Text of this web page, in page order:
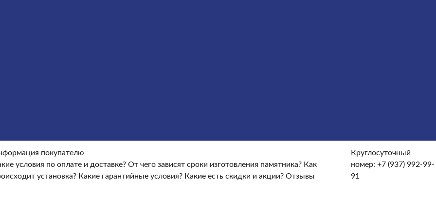
покупателю
условия по оплате и доставке?От чего зависят сроки изготовления памятника? Как
установка? Какие гарантийные условия? Какие есть скидки и акции?Отзывы
Круглосуточный
номер: +7 (937) 992-99-
91